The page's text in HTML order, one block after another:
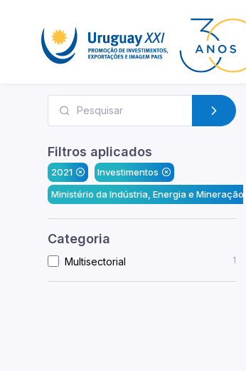
Filtros aplicados
2021
Investimentos
Ministério da Indústria, Energia e Mineração
Categoria
Multisectorial 1